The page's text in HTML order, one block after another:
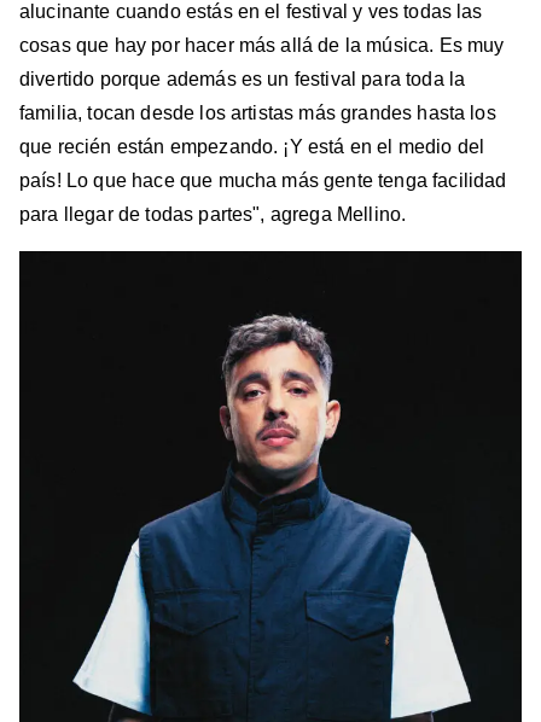
alucinante cuando estás en el festival y ves todas las
cosas que hay por hacer más allá de la música. Es muy
divertido porque además es un festival para toda la
familia, tocan desde los artistas más grandes hasta los
que recién están empezando. ¡Y está en el medio del
país! Lo que hace que mucha más gente tenga facilidad
para llegar de todas partes", agrega Mellino.